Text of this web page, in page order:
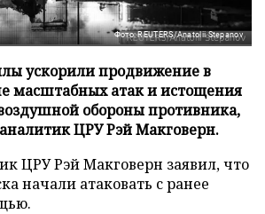
Фото: REUTERS/Anatolii Stepanov
ускорили продвижение в
масштабных атак и истощения
обороны противника,
ЦРУ Рэй Макговерн.
ЦРУ Рэй Макговерн заявил, что
начали атаковать с ранее